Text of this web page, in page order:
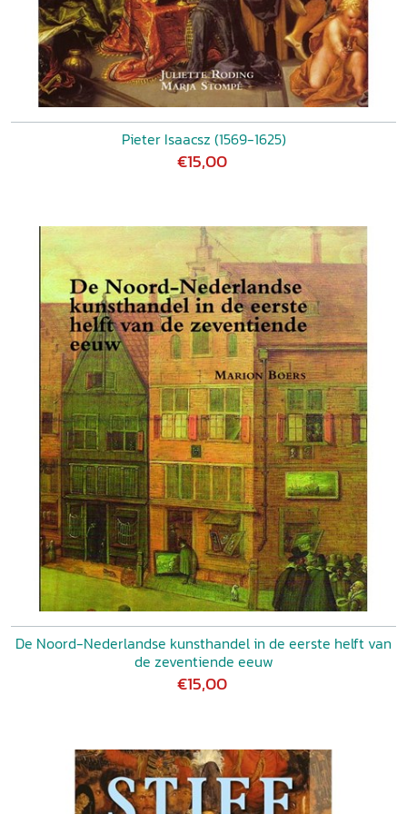
Pieter Isaacsz (1569-1625)
€15,00
De Noord-Nederlandse kunsthandel in de eerste helft van
de zeventiende eeuw
€15,00